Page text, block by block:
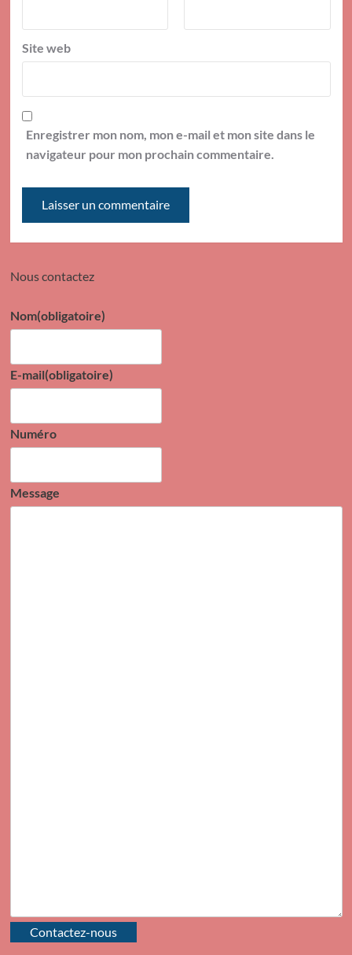
Site web
Enregistrer mon nom, mon e-mail et mon site dans le
navigateur pour mon prochain commentaire.
Nous contactez
Nom(obligatoire)
E-mail(obligatoire)
Numéro
Message
Contactez-nous